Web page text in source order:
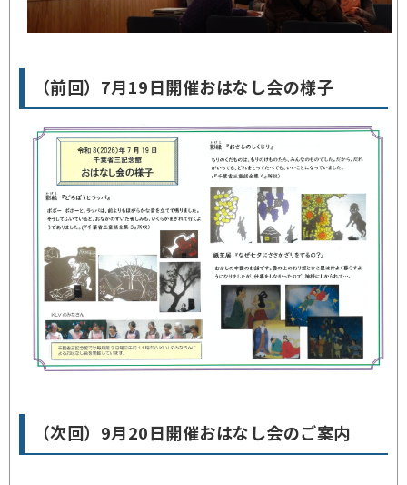
（前回）7月19日開催おはなし会の様子
（次回）9月20日開催おはなし会のご案内